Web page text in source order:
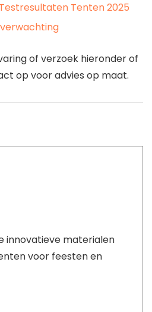
Tenten 2025
of verzoek hieronder of
op voor advies op maat.
innovatieve materialen
voor feesten en